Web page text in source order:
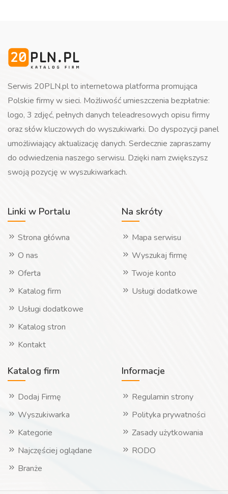
Serwis 20PLN.pl to internetowa platforma promująca
Polskie firmy w sieci. Możliwość umieszczenia bezpłatnie:
logo, 3 zdjęć, pełnych danych teleadresowych opisu firmy
oraz słów kluczowych do wyszukiwarki. Do dyspozycji panel
umożliwiający aktualizację danych. Serdecznie zapraszamy
do odwiedzenia naszego serwisu. Dzięki nam zwiększysz
swoją pozycję w wyszukiwarkach.
Linki w Portalu
Strona główna
O nas
Oferta
Katalog firm
Usługi dodatkowe
Katalog stron
Kontakt
Na skróty
Mapa serwisu
Wyszukaj firmę
Twoje konto
Usługi dodatkowe
Katalog firm
Dodaj Firmę
Wyszukiwarka
Kategorie
Najczęściej oglądane
Branże
Informacje
Regulamin strony
Polityka prywatności
Zasady użytkowania
RODO